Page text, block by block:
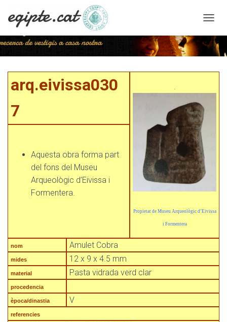
A
N
A
A
arq.eivissa0307
arq.eivissa030
7
.
Propietat de Museu Arqueològic d’Eivissa
i Formentera
Aquesta obra forma part
del fons del Museu
Arqueològic d’Eivissa i
Formentera.
nom Amulet Cobra
mides 12 x 9 x 4.5 mm
material Pasta vidrada verd clar
procedencia
època/dinastia V
referencies